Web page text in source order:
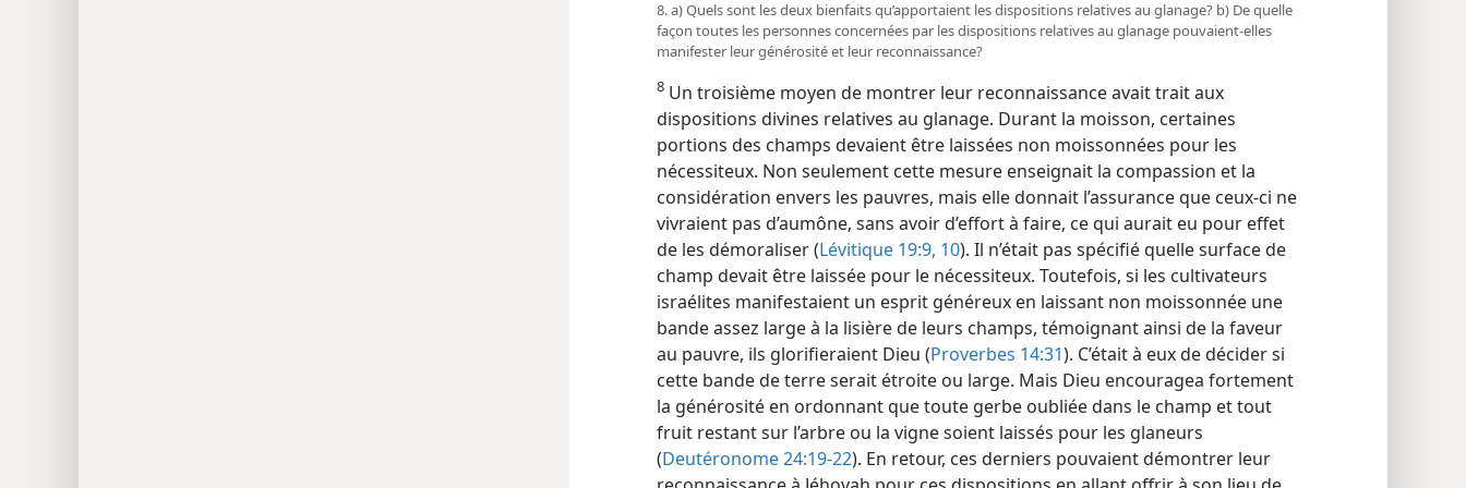
8. a) Quels sont les deux bienfaits qu’apportaient les dispositions relatives au glanage? b) De quelle
façon toutes les personnes concernées par les dispositions relatives au glanage pouvaient-elles
manifester leur générosité et leur reconnaissance?
8 Un troisième moyen de montrer leur reconnaissance avait trait aux
dispositions divines relatives au glanage. Durant la moisson, certaines
portions des champs devaient être laissées non moissonnées pour les
nécessiteux. Non seulement cette mesure enseignait la compassion et la
considération envers les pauvres, mais elle donnait l’assurance que ceux-ci ne
vivraient pas d’aumône, sans avoir d’effort à faire, ce qui aurait eu pour effet
de les démoraliser (Lévitique 19:9, 10). Il n’était pas spécifié quelle surface de
champ devait être laissée pour le nécessiteux. Toutefois, si les cultivateurs
israélites manifestaient un esprit généreux en laissant non moissonnée une
bande assez large à la lisière de leurs champs, témoignant ainsi de la faveur
au pauvre, ils glorifieraient Dieu (Proverbes 14:31). C’était à eux de décider si
cette bande de terre serait étroite ou large. Mais Dieu encouragea fortement
la générosité en ordonnant que toute gerbe oubliée dans le champ et tout
fruit restant sur l’arbre ou la vigne soient laissés pour les glaneurs
(Deutéronome 24:19-22). En retour, ces derniers pouvaient démontrer leur